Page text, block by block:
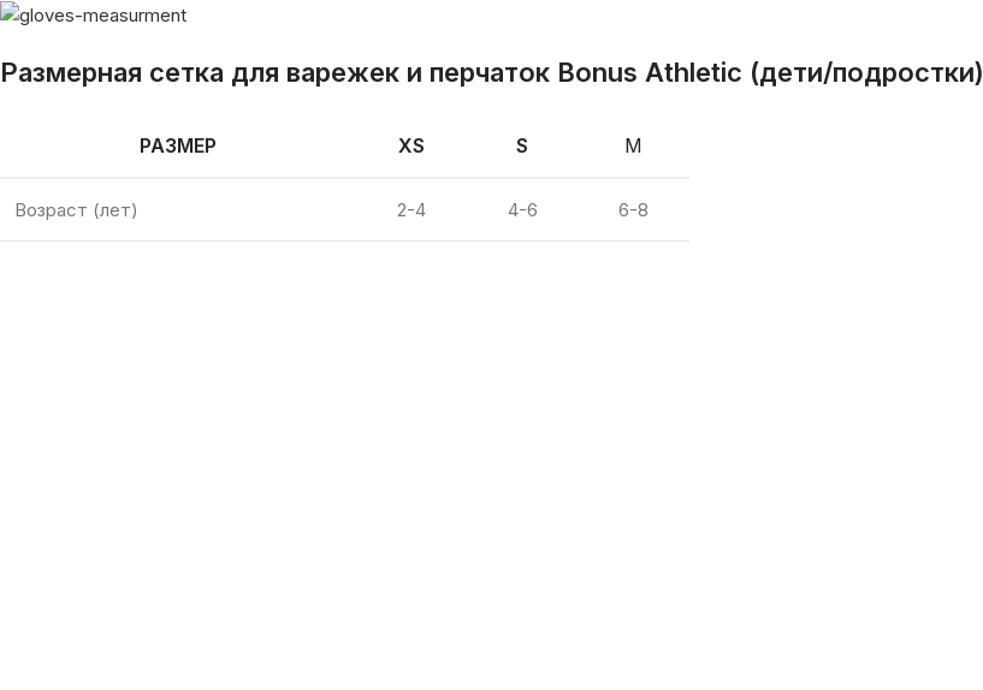
Размерная сетка для варежек и перчаток Bonus Athletic (дети/подростки)
РАЗМЕР XS S M
Возраст (лет) 2-4 4-6 6-8